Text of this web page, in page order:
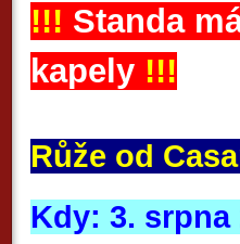
!!! Standa
kapely !!!
Růže od
Kdy: 3. srpna